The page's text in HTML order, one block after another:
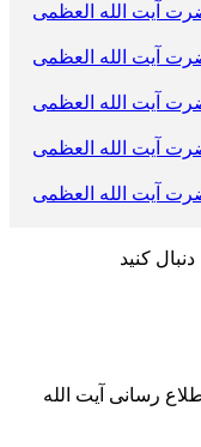
آیت الله العظمی
آیت الله العظمی
آیت الله العظمی
آیت الله العظمی
آیت الله العظمی
کنید
رسانی آیت الله